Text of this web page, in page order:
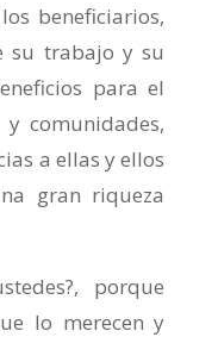
beneficiarios,
su trabajo y su
para el
comunidades,
a ellas y ellos
gran riqueza
porque
lo merecen y